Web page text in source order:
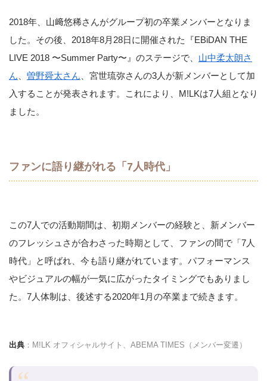
2018年、山﨑悠稀さんがグループ初の卒業メンバーとなりま
した。その後、2018年8月28日に開催された『EBiDAN THE
LIVE 2018 〜Summer Party〜』のステージで、 山中柔太朗さ
ん、 曽野舜太さん、宮世琉弥さんの3人が新メンバーとして加
入することが発表されます。これにより、M!LKは7人組となり
ました。
ファンに語り継がれる「7人時代」
この7人での活動期間は、初期メンバーの経験と、新メンバー
のフレッシュさが合わさった時期として、ファンの間で「7人
時代」と呼ばれ、今も語り継がれています。パフォーマンス
やビジュアルの幅が一気に広がったタイミングでもありまし
た。7人体制は、後述する2020年1月の卒業まで続きます。
出典 ：M!LK オフィシャルサイト、ABEMA TIMES（メンバー変遷）